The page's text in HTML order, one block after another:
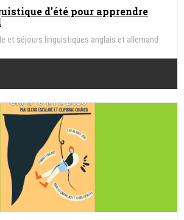
d'été pour apprendre
et séjours linguistiques anglais et allemand